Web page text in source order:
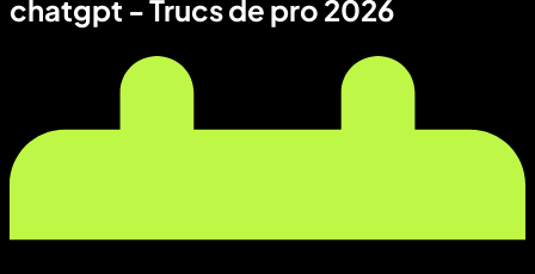
chatgpt - Trucs de pro 2026